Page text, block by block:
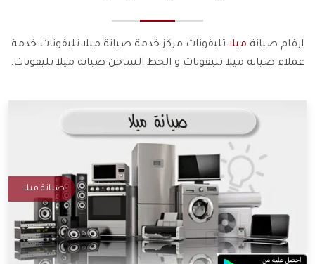
ارقام صيانة ميلا تليفونات مركز خدمة صيانة ميلا تليفونات خدمة
عملاء صيانة ميلا تليفونات و الخط الساخن صيانة ميلا تليفونات.
صيانة ميلا